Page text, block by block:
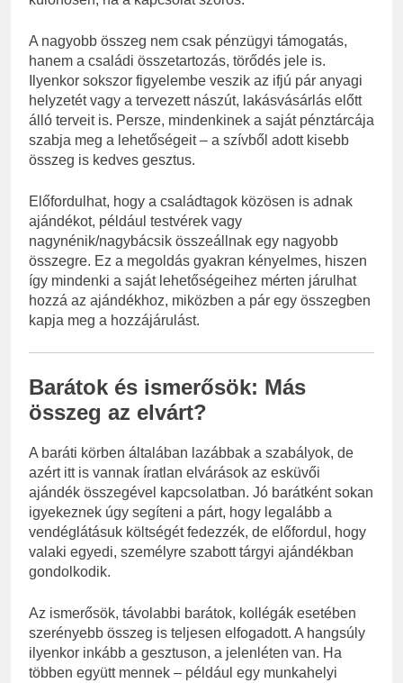
A nagyobb összeg nem csak pénzügyi támogatás,
hanem a családi összetartozás, törődés jele is.
Ilyenkor sokszor figyelembe veszik az ifjú pár anyagi
helyzetét vagy a tervezett nászút, lakásvásárlás előtt
álló terveit is. Persze, mindenkinek a saját pénztárcája
szabja meg a lehetőségeit – a szívből adott kisebb
összeg is kedves gesztus.
Előfordulhat, hogy a családtagok közösen is adnak
ajándékot, például testvérek vagy
nagynénik/nagybácsik összeállnak egy nagyobb
összegre. Ez a megoldás gyakran kényelmes, hiszen
így mindenki a saját lehetőségeihez mérten járulhat
hozzá az ajándékhoz, miközben a pár egy összegben
kapja meg a hozzájárulást.
Barátok és ismerősök: Más
összeg az elvárt?
A baráti körben általában lazábbak a szabályok, de
azért itt is vannak íratlan elvárások az esküvői
ajándék összegével kapcsolatban. Jó barátként sokan
igyekeznek úgy segíteni a párt, hogy legalább a
vendéglátásuk költségét fedezzék, de előfordul, hogy
valaki egyedi, személyre szabott tárgyi ajándékban
gondolkodik.
Az ismerősök, távolabbi barátok, kollégák esetében
szerényebb összeg is teljesen elfogadott. A hangsúly
ilyenkor inkább a gesztuson, a jelenléten van. Ha
többen együtt mennek – például egy munkahelyi